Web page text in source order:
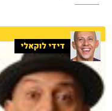
דידי לוקאלי